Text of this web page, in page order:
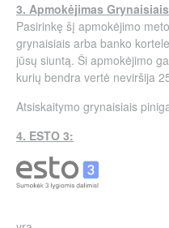
3. Apmokėjimas
Pasirinkę šį apmokėjimo
grynaisiais arba banko
jūsų siuntą. Ši apmokėjimo
kurių bendra vertė neviršija
Atsiskaitymo grynaisiais
4. ESTO 3: